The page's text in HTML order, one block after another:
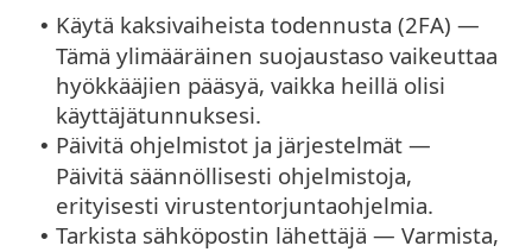
• Käytä kaksivaiheista todennusta (2FA) —
Tämä ylimääräinen suojaustaso vaikeuttaa
hyökkääjien pääsyä, vaikka heillä olisi
käyttäjätunnuksesi.
• Päivitä ohjelmistot ja järjestelmät —
Päivitä säännöllisesti ohjelmistoja,
erityisesti virustentorjuntaohjelmia.
• Tarkista sähköpostin lähettäjä — Varmista,